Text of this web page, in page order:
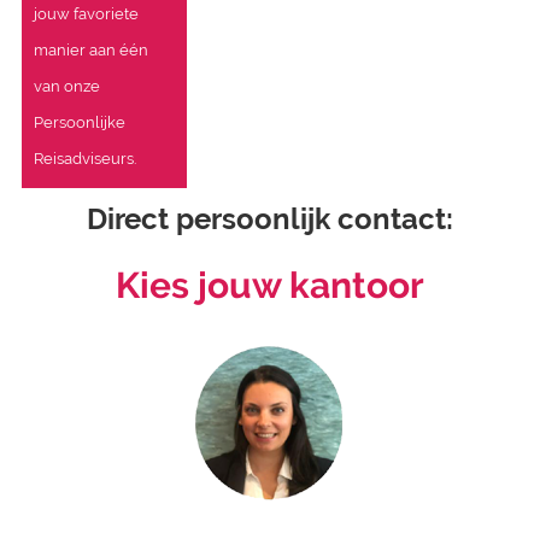
jouw favoriete
manier aan één
van onze
Persoonlijke
Reisadviseurs.
Direct persoonlijk contact:
Kies jouw kantoor